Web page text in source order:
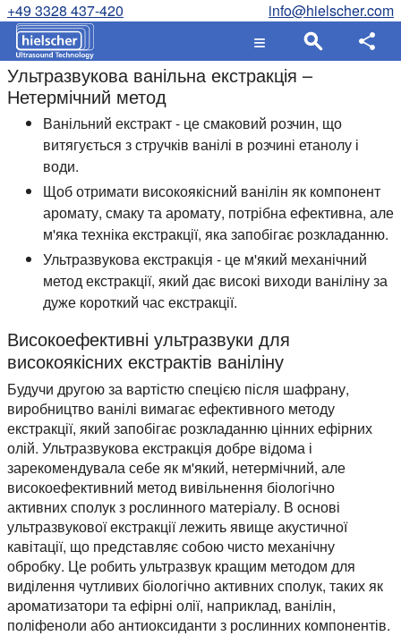
+49 3328 437-420 info@hielscher.com
Ультразвукова ванільна екстракція –
Нетермічний метод
Ванільний екстракт - це смаковий розчин, що
витягується з стручків ванілі в розчині етанолу і
води.
Щоб отримати високоякісний ванілін як компонент
аромату, смаку та аромату, потрібна ефективна, але
м'яка техніка екстракції, яка запобігає розкладанню.
Ультразвукова екстракція - це м'який механічний
метод екстракції, який дає високі виходи ваніліну за
дуже короткий час екстракції.
Високоефективні ультразвуки для
високоякісних екстрактів ваніліну
Будучи другою за вартістю спецією після шафрану,
виробництво ванілі вимагає ефективного методу
екстракції, який запобігає розкладанню цінних ефірних
олій. Ультразвукова екстракція добре відома і
зарекомендувала себе як м'який, нетермічний, але
високоефективний метод вивільнення біологічно
активних сполук з рослинного матеріалу. В основі
ультразвукової екстракції лежить явище акустичної
кавітації, що представляє собою чисто механічну
обробку. Це робить ультразвук кращим методом для
виділення чутливих біологічно активних сполук, таких як
ароматизатори та ефірні олії, наприклад, ванілін,
поліфеноли або антиоксиданти з рослинних компонентів.